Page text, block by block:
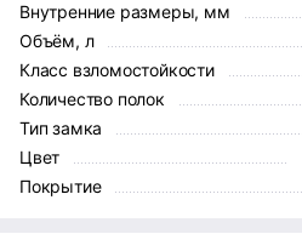
Внутренние размеры, мм
Объём, л
Класс взломостойкости
Количество полок
Тип замка
Цвет
Покрытие